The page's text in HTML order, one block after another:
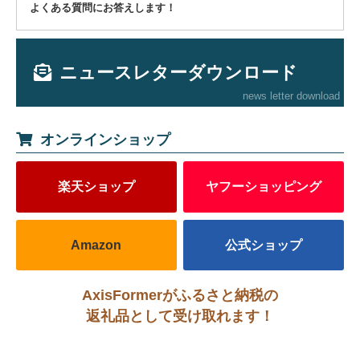
よくある質問にお答えします！
ニュースレターダウンロード
news letter download
オンラインショップ
楽天ショップ ヤフーショッピング
Amazon 公式ショップ
AxisFormerがふるさと納税の
返礼品として受け取れます！